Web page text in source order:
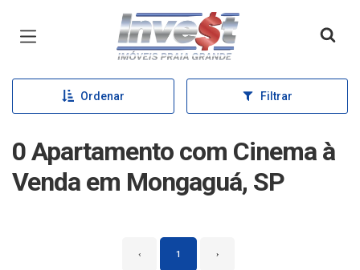
Página inicial
Ordenar Filtrar
0 Apartamento com Cinema à
Venda em Mongaguá, SP
‹ 1 ›